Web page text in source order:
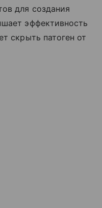
для создания
эффективность
скрыть патоген от